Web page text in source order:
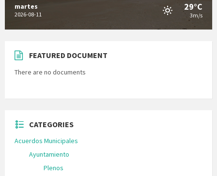
martes
2026-08-11
29°C
3m/s
FEATURED DOCUMENT
There are no documents
CATEGORIES
Acuerdos Municipales
Ayuntamiento
Plenos